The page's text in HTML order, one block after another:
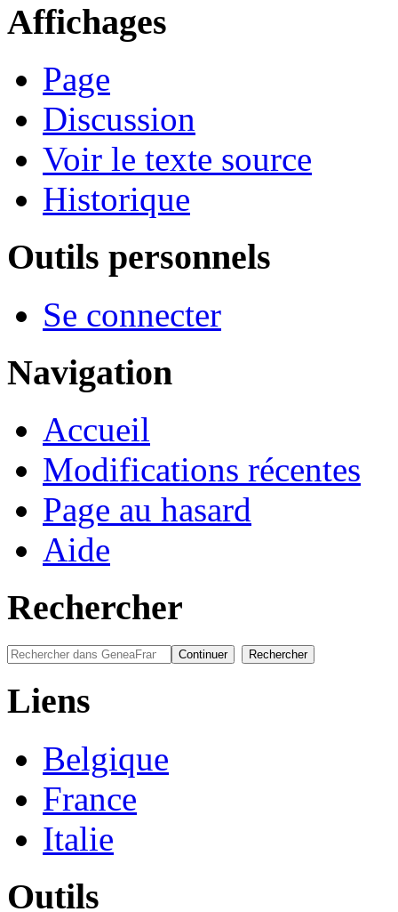
Affichages
Page
Discussion
Voir le texte source
Historique
Outils personnels
Se connecter
Navigation
Accueil
Modifications récentes
Page au hasard
Aide
Rechercher
Liens
Belgique
France
Italie
Outils